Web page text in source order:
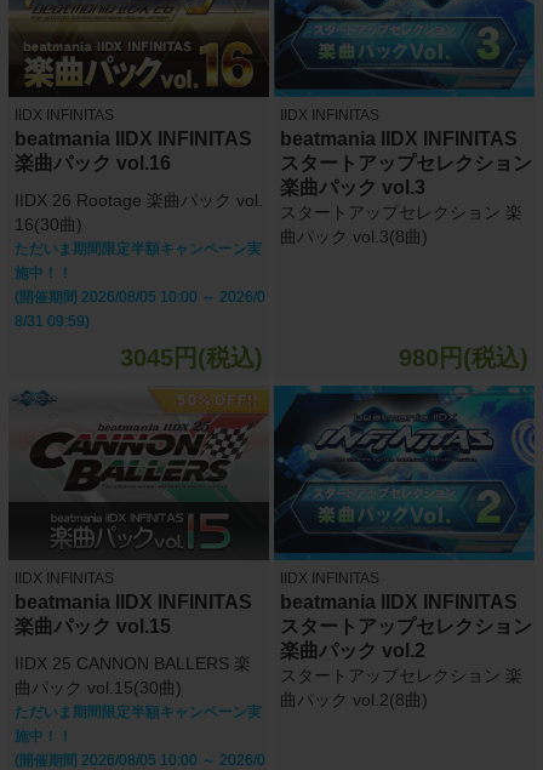
IIDX INFINITAS
beatmania IIDX INFINITAS
楽曲パック vol.16
IIDX 26 Rootage 楽曲パック vol.
16(30曲)
ただいま期間限定半額キャンペーン実
施中！！
(開催期間 2026/08/05 10:00 ～ 2026/0
8/31 09:59)
3045円(税込)
IIDX INFINITAS
beatmania IIDX INFINITAS
スタートアップセレクション
楽曲パック vol.3
スタートアップセレクション 楽
曲パック vol.3(8曲)
980円(税込)
IIDX INFINITAS
beatmania IIDX INFINITAS
楽曲パック vol.15
IIDX 25 CANNON BALLERS 楽
曲パック vol.15(30曲)
ただいま期間限定半額キャンペーン実
施中！！
(開催期間 2026/08/05 10:00 ～ 2026/0
IIDX INFINITAS
beatmania IIDX INFINITAS
スタートアップセレクション
楽曲パック vol.2
スタートアップセレクション 楽
曲パック vol.2(8曲)